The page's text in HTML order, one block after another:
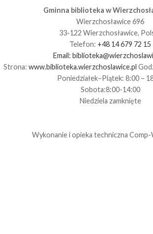
Gminna biblioteka w
Wierzchosławice 696
33-122 Wierzchosławice,
Telefon: +48 14 679 72 15
Email:
Strona: www.biblioteka.wierzchoslawice.pl
Poniedziałek–Piątek: 8:00 –
Sobota:8:00-14:00
Niedziela zamknięte
Wykonanie i opieka techniczna Comp-